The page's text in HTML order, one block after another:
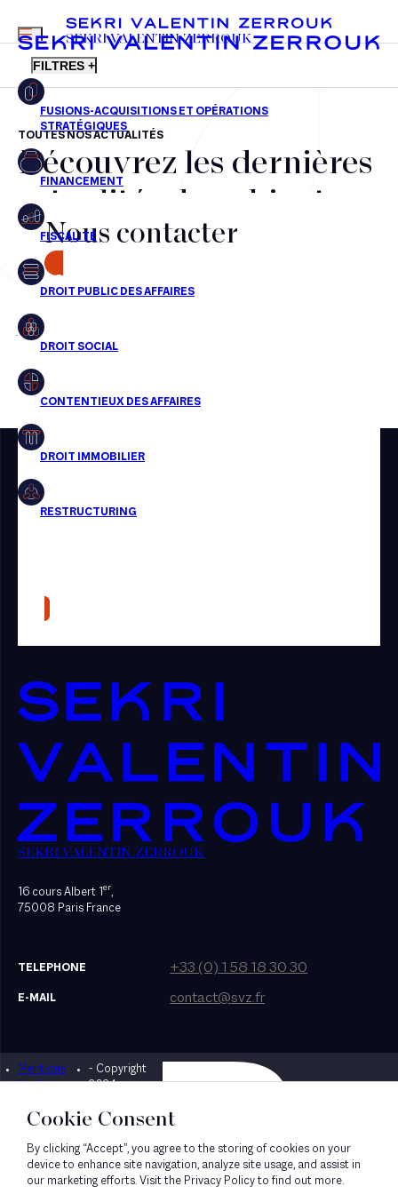
FR EN
MENU
SEKRI VALENTIN ZERROUK
FILTRES +
Fusions-acquisitions et opérations stratégiques
Financement
Fiscalité
Droit public des affaires
Droit social
Droit immobilier
Restructuring
Presse
TOUTES NOS ACTUALITÉS
Découvrez les dernières
actualités du cabinet,
nos récompenses et nos
transactions, jour après
jour
Aucun résultats pour cette recherche
Nous contacter
SEKRI VALENTIN ZERROUK
16 cours Albert 1er,
75008 Paris France
TELEPHONE +33 (0) 1 58 18 30 30
E-MAIL contact@svz.fr
Mentions
légales
- Copyright
2024
Designed by Bonhomme
Cookie Consent
By clicking “Accept”, you agree to the storing of cookies on your
device to enhance site navigation, analyze site usage, and assist in
our marketing efforts. Visit the Privacy Policy to find out more.